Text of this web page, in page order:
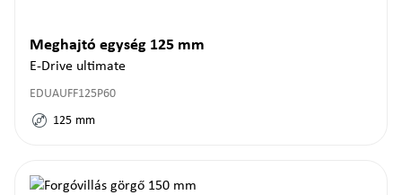
Meghajtó egység 125 mm
E-Drive ultimate
EDUAUFF125P60
125 mm